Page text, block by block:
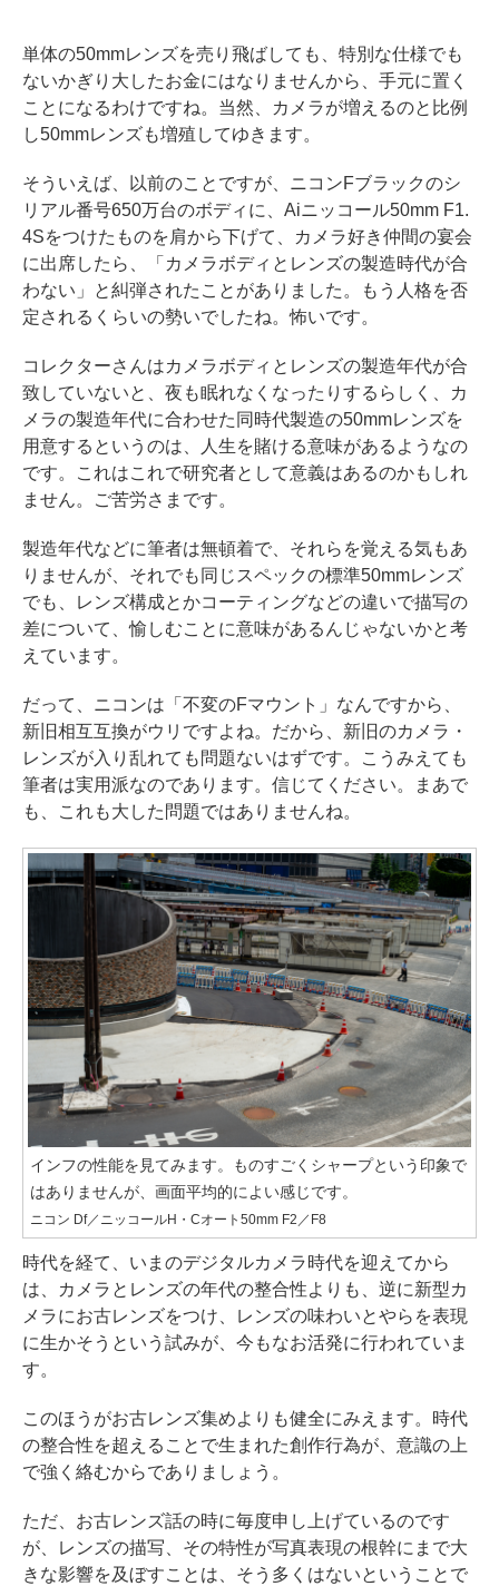
単体の50mmレンズを売り飛ばしても、特別な仕様でも
ないかぎり大したお金にはなりませんから、手元に置く
ことになるわけですね。当然、カメラが増えるのと比例
し50mmレンズも増殖してゆきます。
そういえば、以前のことですが、ニコンFブラックのシ
リアル番号650万台のボディに、Aiニッコール50mm F1.
4Sをつけたものを肩から下げて、カメラ好き仲間の宴会
に出席したら、「カメラボディとレンズの製造時代が合
わない」と糾弾されたことがありました。もう人格を否
定されるくらいの勢いでしたね。怖いです。
コレクターさんはカメラボディとレンズの製造年代が合
致していないと、夜も眠れなくなったりするらしく、カ
メラの製造年代に合わせた同時代製造の50mmレンズを
用意するというのは、人生を賭ける意味があるようなの
です。これはこれで研究者として意義はあるのかもしれ
ません。ご苦労さまです。
製造年代などに筆者は無頓着で、それらを覚える気もあ
りませんが、それでも同じスペックの標準50mmレンズ
でも、レンズ構成とかコーティングなどの違いで描写の
差について、愉しむことに意味があるんじゃないかと考
えています。
だって、ニコンは「不変のFマウント」なんですから、
新旧相互互換がウリですよね。だから、新旧のカメラ・
レンズが入り乱れても問題ないはずです。こうみえても
筆者は実用派なのであります。信じてください。まあで
も、これも大した問題ではありませんね。
インフの性能を見てみます。ものすごくシャープという印象で
はありませんが、画面平均的によい感じです。
ニコン Df／ニッコールH・Cオート50mm F2／F8
時代を経て、いまのデジタルカメラ時代を迎えてから
は、カメラとレンズの年代の整合性よりも、逆に新型カ
メラにお古レンズをつけ、レンズの味わいとやらを表現
に生かそうという試みが、今もなお活発に行われていま
す。
このほうがお古レンズ集めよりも健全にみえます。時代
の整合性を超えることで生まれた創作行為が、意識の上
で強く絡むからでありましょう。
ただ、お古レンズ話の時に毎度申し上げているのです
が、レンズの描写、その特性が写真表現の根幹にまで大
きな影響を及ぼすことは、そう多くはないということで